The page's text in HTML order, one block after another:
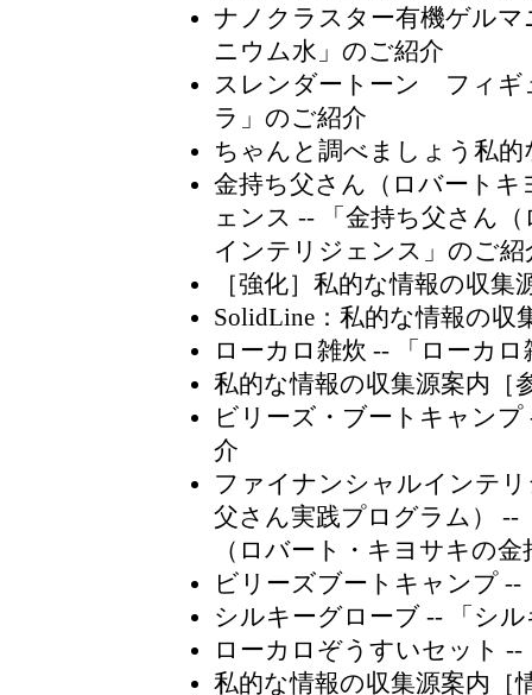
ナノクラスター有機ゲルマ
ニウム水」のご紹介
スレンダートーン フィギ
ラ」のご紹介
ちゃんと調べましょう私
金持ち父さん（ロバート
ェンス -- 「金持ち父さん
インテリジェンス」のご紹
［強化］私的な情報の収集
SolidLine：私的な情報の収
ローカロ雑炊 -- 「ローカロ
私的な情報の収集源案内［
ビリーズ・ブートキャンプ
介
ファイナンシャルインテ
父さん実践プログラム）
--
（ロバート・キヨサキの
ビリーズブートキャンプ --
シルキーグローブ -- 「シ
ローカロぞうすいセット --
私的な情報の収集源案内［